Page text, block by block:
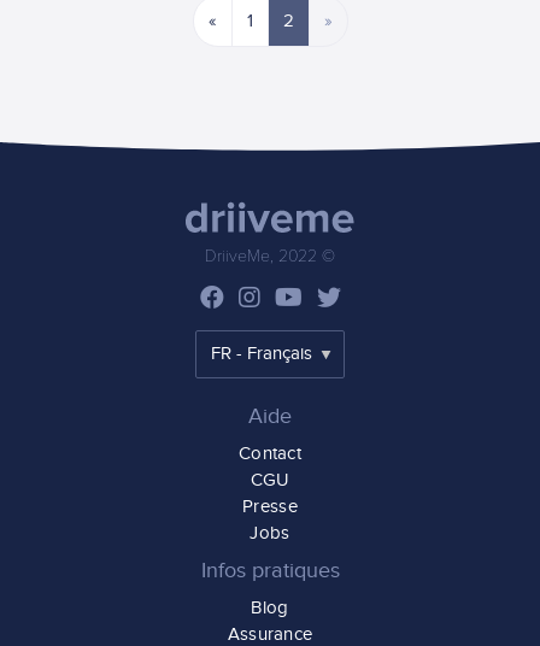
« 1 2 »
DriiveMe, 2022 ©
Aide
Contact
CGU
Presse
Jobs
Infos pratiques
Blog
Assurance